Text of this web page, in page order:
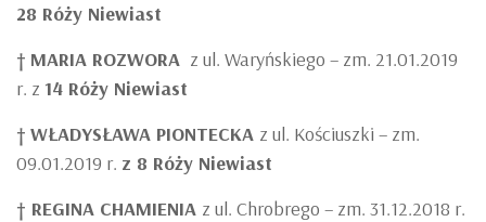
28 Róży Niewiast
† MARIA ROZWORA z ul. Waryńskiego – zm. 21.01.2019
r. z 14 Róży Niewiast
† WŁADYSŁAWA PIONTECKA z ul. Kościuszki – zm.
09.01.2019 r. z 8 Róży Niewiast
† REGINA CHAMIENIA z ul. Chrobrego – zm. 31.12.2018 r.